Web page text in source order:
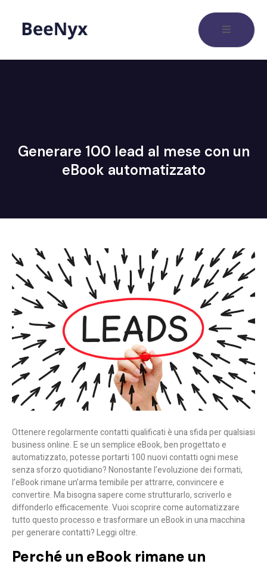
Generare 100 lead al mese con un
eBook automatizzato
Ottenere regolarmente contatti qualificati è una sfida per qualsiasi
business online. E se un semplice eBook, ben progettato e
automatizzato, potesse portarti 100 nuovi contatti ogni mese
senza sforzo quotidiano? Nonostante l’evoluzione dei formati,
l’eBook rimane un’arma temibile per attrarre, convincere e
convertire. Ma bisogna sapere come strutturarlo, scriverlo e
diffonderlo efficacemente. Vuoi scoprire come automatizzare
tutto questo processo e trasformare un eBook in una macchina
per generare contatti? Leggi oltre.
Perché un eBook rimane un